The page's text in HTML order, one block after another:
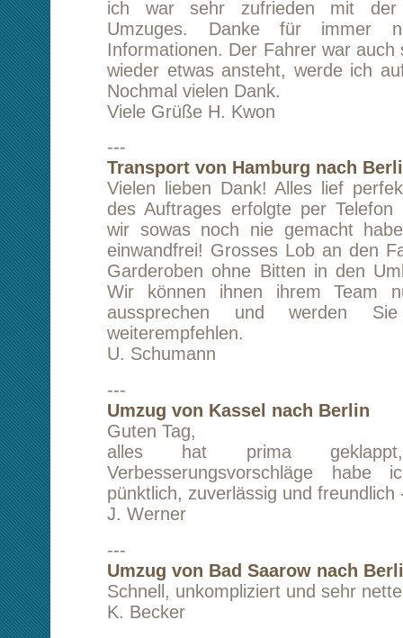
Removal from London to Frankfurt am Main
Many thanks for all your help and flexibility
our move from London to Frankfurt. We
happy with the service you
recommended.
D. MacGowan
Umzug von Berlin nach Paris
Wir sind bestens zufrieden mit dem
Transports. Es hat alles sehr gut geklappt,
Verzögerungen und keine Probleme.
man einzig darüber nachdeken, statt
den Weg über Überweisung bei der
aber das darf nicht als Kritik gewertet
würden wir Sie auf alle Fälle weiterempfehlen.
J. Grimstein
Transport von Berlin nach Courchaton
War alles wunderbar.
Transport von Limburg nach Berlin
Transport eines Einzelmöbelstückes
Kurz nach Online-Anfrage erfolgte
Kontaktaufnahme. Der Transport wurde
guter Kommunikation und mit
durchgeführt. Ich bin sehr zufrieden und
kltransporte jederzeit weiterempfehlen.
S. Zedler
Transport von Recklinghausen nach Berlin
Die Abwicklung verlief super schnell. Prima